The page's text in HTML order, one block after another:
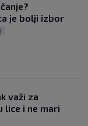
je bolji izbor
važi za
lice i ne mari